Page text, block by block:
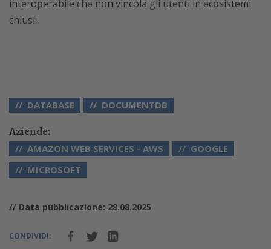
interoperabile che non vincola gli utenti in ecosistemi
chiusi.
DATABASE DOCUMENTDB
Aziende:
AMAZON WEB SERVICES - AWS
GOOGLE
MICROSOFT
// Data pubblicazione: 28.08.2025
CONDIVIDI: